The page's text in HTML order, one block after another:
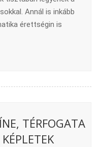
Annál is inkább
érettségin is
TÉRFOGATA